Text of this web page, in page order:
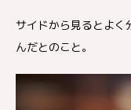
サイドから見るとよく
んだとのこと。